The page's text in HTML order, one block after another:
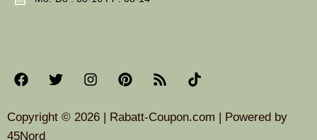
Copyright © 2026 | Rabatt-Coupon.com | Powered by
45Nord